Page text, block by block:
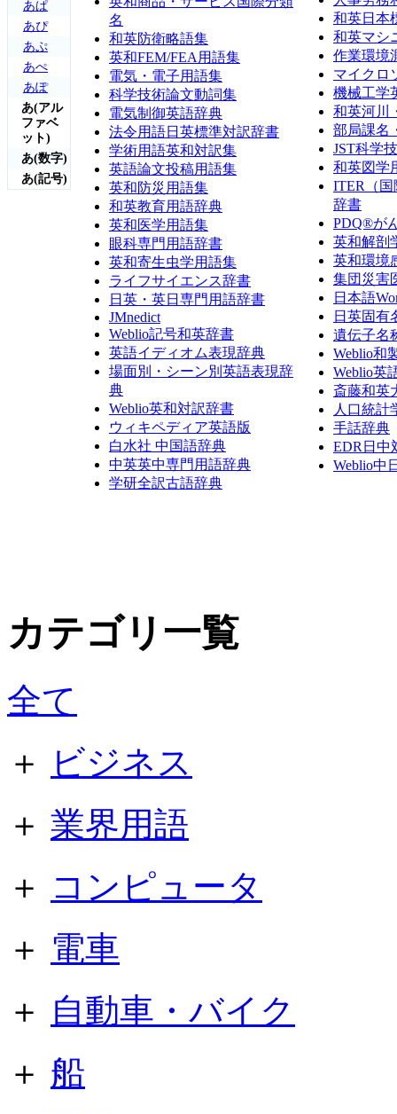
あぱ
あぴ
あぷ
あぺ
あぽ
あ(アル
ファベ
ット)
あ(数字)
あ(記号)
名
和英防衛略語集
英和FEM/FEA用語集
電気・電子用語集
科学技術論文動詞集
電気制御英語辞典
法令用語日英標準対訳辞書
学術用語英和対訳集
英語論文投稿用語集
英和防災用語集
和英教育用語辞典
英和医学用語集
眼科専門用語辞書
英和寄生虫学用語集
ライフサイエンス辞書
日英・英日専門用語辞書
JMnedict
Weblio記号和英辞書
英語イディオム表現辞典
場面別・シーン別英語表現辞
典
Weblio英和対訳辞書
ウィキペディア英語版
白水社 中国語辞典
中英英中専門用語辞典
学研全訳古語辞典
和英日本
和英マシ
作業環境
マイクロ
機械工学
和英河川
部局課名
JST科学
和英図学
ITER（
辞書
PDQ®が
英和解剖
英和環境
集団災害
日本語
日英固有
遺伝子名
Weblio和
Weblio英
斎藤和英
人口統計
手話辞典
EDR日中
Weblio中
カテゴリ一覧
全て
＋
ビジネス
＋ 業界用語
＋ コンピュータ
＋ 電車
＋ 自動車・バイク
＋ 船